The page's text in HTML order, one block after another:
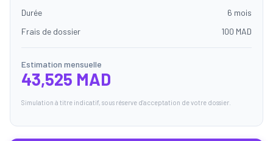
Durée
6 mois
Frais de dossier
100 MAD
Estimation mensuelle
43,525 MAD
Simulation à titre indicatif, sous réserve d'acceptation de votre dossier.